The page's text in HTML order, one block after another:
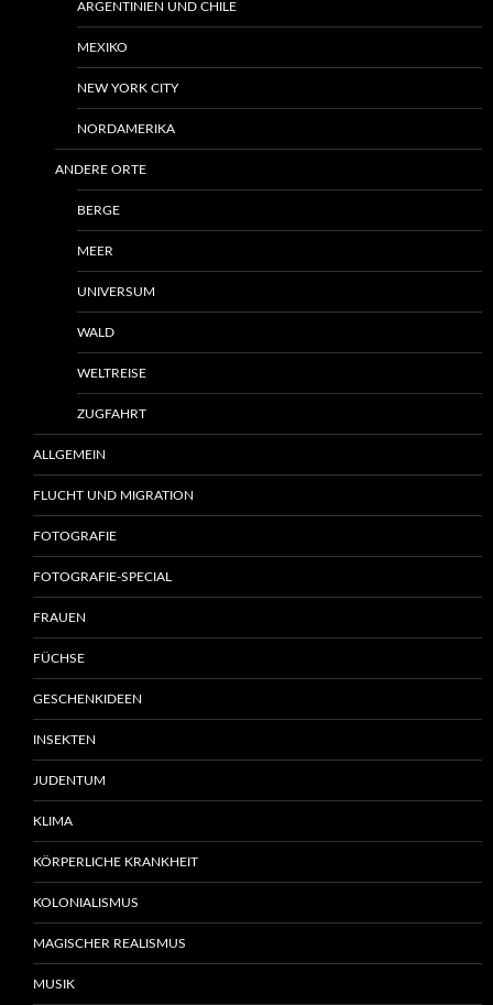
ARGENTINIEN UND CHILE
MEXIKO
NEW YORK CITY
NORDAMERIKA
ANDERE ORTE
BERGE
MEER
UNIVERSUM
WALD
WELTREISE
ZUGFAHRT
ALLGEMEIN
FLUCHT UND MIGRATION
FOTOGRAFIE
FOTOGRAFIE-SPECIAL
FRAUEN
FÜCHSE
GESCHENKIDEEN
INSEKTEN
JUDENTUM
KLIMA
KÖRPERLICHE KRANKHEIT
KOLONIALISMUS
MAGISCHER REALISMUS
MUSIK